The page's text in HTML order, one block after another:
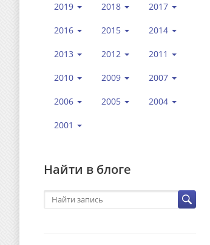
2019 2018 2017
2016 2015 2014
2013 2012 2011
2010 2009 2007
2006 2005 2004
2001
Найти в блоге